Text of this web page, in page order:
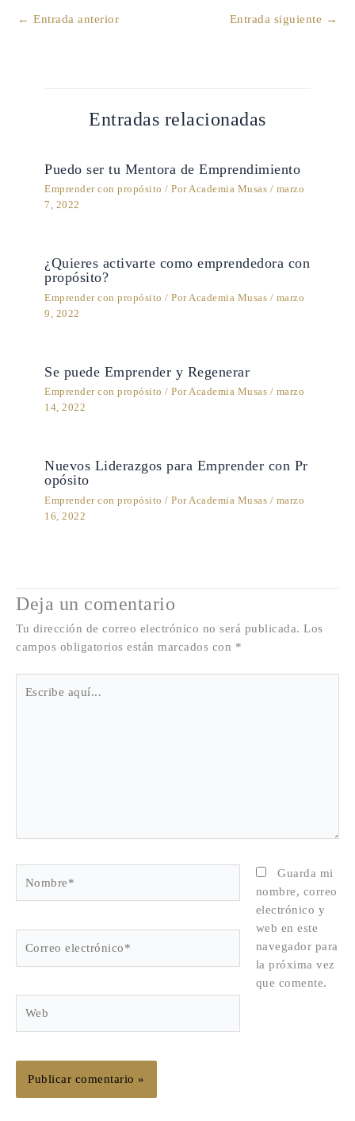
← Entrada anterior Entrada siguiente →
Entradas relacionadas
Puedo ser tu Mentora de Emprendimiento
Emprender con propósito / PorAcademia Musas / marzo
7, 2022
¿Quieres activarte como emprendedora con
propósito?
Emprender con propósito / Por Academia Musas / marzo
9, 2022
Se puede Emprender y Regenerar
Emprender con propósito / PorAcademia Musas / marzo
14, 2022
Nuevos Liderazgos para Emprender con Pr
opósito
Emprender con propósito / Por Academia Musas / marzo
16, 2022
Deja un comentario
Tu dirección de correo electrónico no será publicada. Los
campos obligatorios están marcados con *
aquí...
electrónico*
Guarda mi
nombre, correo
electrónico y
web en este
navegador para
la próxima vez
que comente.